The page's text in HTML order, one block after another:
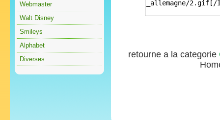
Webmaster
Walt Disney
Smileys
Alphabet
Diverses
retourne a la categorie